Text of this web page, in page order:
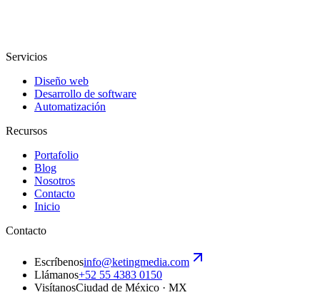
Servicios
Diseño web
Desarrollo de software
Automatización
Recursos
Portafolio
Blog
Nosotros
Contacto
Inicio
Contacto
Escríbenosinfo@ketingmedia.com
Llámanos+52 55 4383 0150
VisítanosCiudad de México · MX